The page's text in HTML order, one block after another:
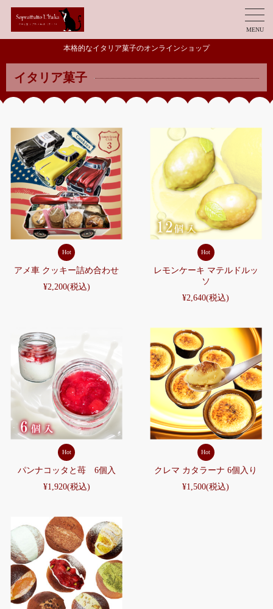
MENU
本格的なイタリア菓子のオンラインショップ
イタリア菓子
Hot
アメ車 クッキー詰め合わせ
¥2,200(税込)
Hot
レモンケーキ マテルドルッ
ソ
¥2,640(税込)
Hot
パンナコッタと苺 6個入
¥1,920(税込)
Hot
クレマ カタラーナ 6個入り
¥1,500(税込)